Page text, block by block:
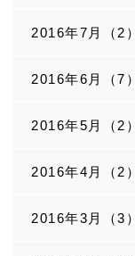
2016年7月（2）
2016年6月（7）
2016年5月（2）
2016年4月（2）
2016年3月（3）